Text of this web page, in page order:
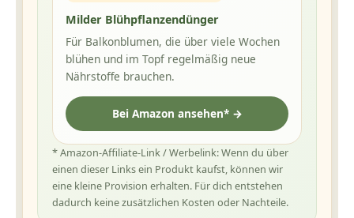
Milder Blühpflanzendünger
Für Balkonblumen, die über viele Wochen
blühen und im Topf regelmäßig neue
Nährstoffe brauchen.
Bei Amazon ansehen* →
* Amazon-Affiliate-Link / Werbelink: Wenn du über
einen dieser Links ein Produkt kaufst, können wir
eine kleine Provision erhalten. Für dich entstehen
dadurch keine zusätzlichen Kosten oder Nachteile.